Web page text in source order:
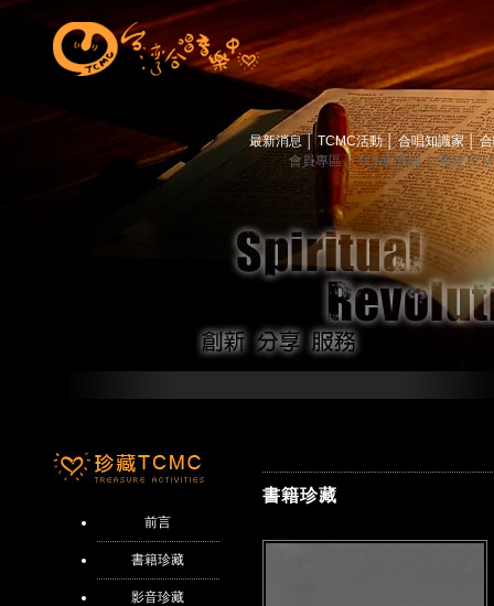
最新消息 TCMC活動│ 合唱知識家│
會員專區│ TCMC會訊│ 關於
前言
書籍珍藏
影音珍藏
書籍珍藏